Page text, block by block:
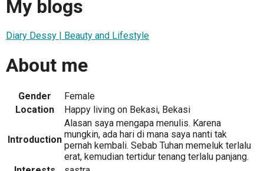
My blogs
Diary Dessy | Beauty and Lifestyle
About me
Gender
Female
Location
Happy living on Bekasi, Bekasi
Introduction
Alasan saya mengapa menulis. Karena
mungkin, ada hari di mana saya nanti tak
pernah kembali. Sebab Tuhan memeluk terlalu
erat, kemudian tertidur tenang terlalu panjang.